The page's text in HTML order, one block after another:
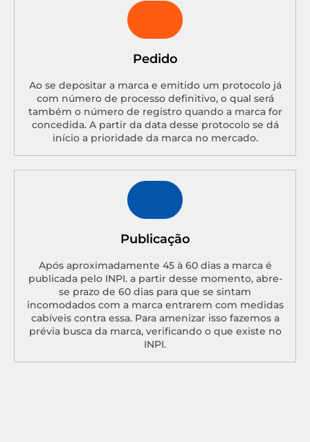
Pedido
Ao se depositar a marca e emitido um protocolo já
com número de processo definitivo, o qual será
também o número de registro quando a marca for
concedida. A partir da data desse protocolo se dá
início a prioridade da marca no mercado.
Publicação
Após aproximadamente 45 à 60 dias a marca é
publicada pelo INPI. a partir desse momento, abre-
se prazo de 60 dias para que se sintam
incomodados com a marca entrarem com medidas
cabíveis contra essa. Para amenizar isso fazemos a
prévia busca da marca, verificando o que existe no
INPI.